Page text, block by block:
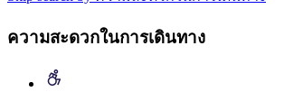
ความสะดวกในการเดินทาง